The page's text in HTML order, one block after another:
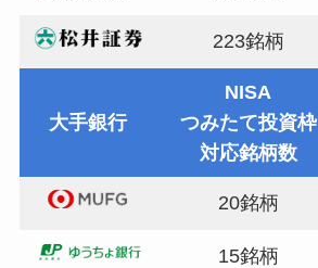
223銘柄
大手銀行
NISA
つみたて投資枠
対応銘柄数
20銘柄
15銘柄